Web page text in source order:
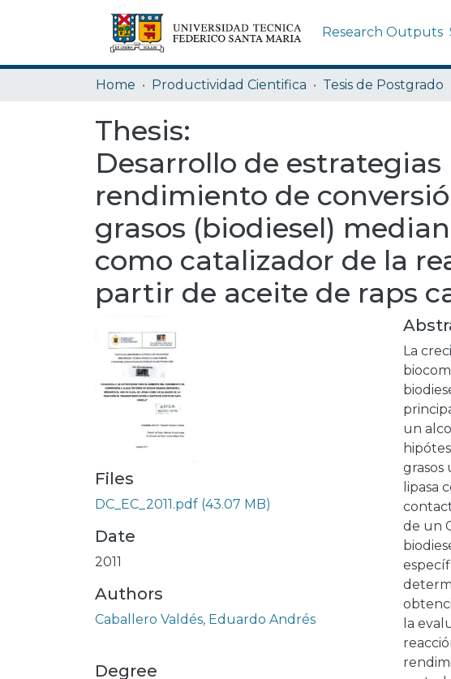
Research Outputs
Home Productividad Cientifica Tesis de Postgrado
Thesis:
Desarrollo de
rendimiento de
grasos (biodiesel)
como catalizador de la
partir de aceite de raps
Files
DC_EC_2011.pdf (43.07 MB)
Date
2011
Authors
Caballero Valdés, Eduardo Andrés
Degree
La
un
grasos
lipasa
de un
la